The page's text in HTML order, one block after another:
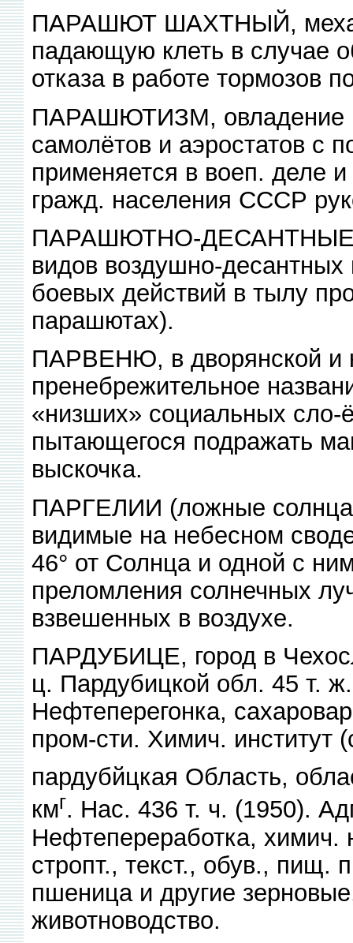
ПАРАШЮТ ШАХТНЫЙ,
падающую клеть в случае
отказа в работе тормозов
ПАРАШЮТИЗМ, овладение
самолётов и аэростатов
применяется в воеп. деле
гражд. населения СССР
ПАРАШЮТНО-ДЕСАНТНЫЕ
видов воздушно-
боевых действий в тылу
парашютах).
ПАРВЕНЮ, в дворянской и
пренебрежительное
«низших» социальных сло-
пытающегося подражать
выскочка.
ПАРГЕЛИИ (ложные
видимые на небесном
46° от Солнца и одной с
преломления солнечных
взвешенных в воздухе.
ПАРДУБИЦЕ, город в
ц. Пардубицкой обл. 45 т.
Нефтеперегонка,
пром-сти. Химич. институт
пардубйцкая Область,
кмг. Нас. 436 т. ч. (1950).
Нефтепереработка, химич.
стропт., текст., обув., пищ.
пшеница и другие
животноводство.